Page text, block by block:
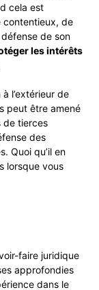
cela est
contentieux, de
de son
les intérêts
l’extérieur de
peut être amené
de tierces
des
Quoi qu’il en
lorsque vous
faire juridique
approfondies
dans le